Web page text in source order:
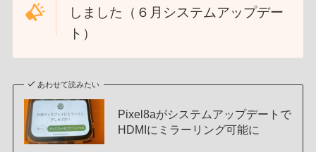
しました（６月システムアップデー
ト）
あわせて読みたい
Pixel8aがシステムアップデートで
HDMIにミラーリング可能に